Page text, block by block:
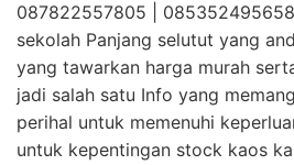
087822557805 |
sekolah Panjang selutut yang
yang tawarkan harga murah
jadi salah satu Info yang
perihal untuk memenuhi
untuk kepentingan stock kaos